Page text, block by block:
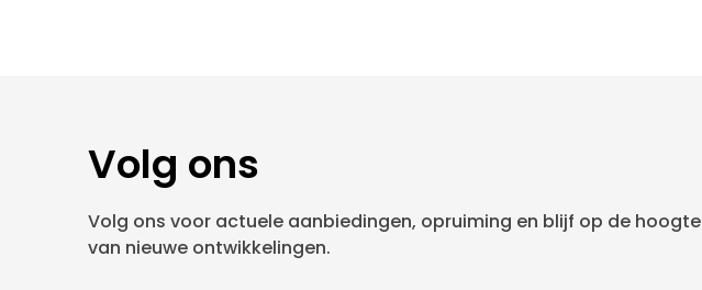
Volg ons
Volg ons voor actuele aanbiedingen, opruiming en blijf op de hoogte
van nieuwe ontwikkelingen.